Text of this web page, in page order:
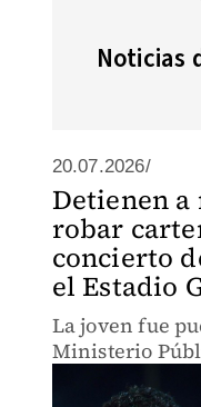
Noticias
20.07.2026/
Detienen a
robar
concierto
el Estadio
La joven fue
Ministerio